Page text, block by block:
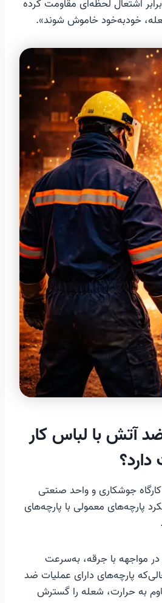
اشتعال لحظه‌ای مقاومت کرده
خودبه‌خود خاموش شوند».
آتش با لباس کار
جوشکاری و واحد صنعتی
پارچه‌های معمولی با پارچه‌های
در مواجهه با جرقه، به‌سرعت
پارچه‌های دارای عملیات ضد
به حرارت، شعله را گسترش